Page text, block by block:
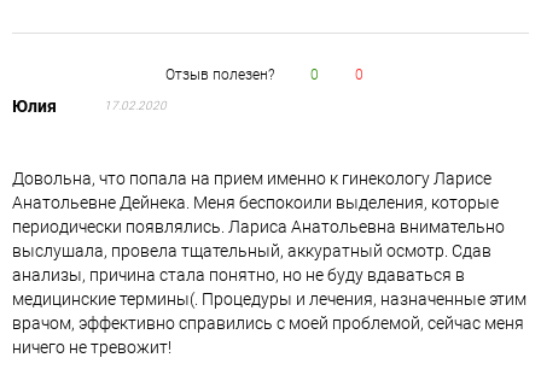
Отзыв полезен? 0 0
Юлия 17.02.2020
Довольна, что попала на прием именно к гинекологу Ларисе
Анатольевне Дейнека. Меня беспокоили выделения, которые
периодически появлялись. Лариса Анатольевна внимательно
выслушала, провела тщательный, аккуратный осмотр. Сдав
анализы, причина стала понятно, но не буду вдаваться в
медицинские термины(. Процедуры и лечения, назначенные этим
врачом, эффективно справились с моей проблемой, сейчас меня
ничего не тревожит!